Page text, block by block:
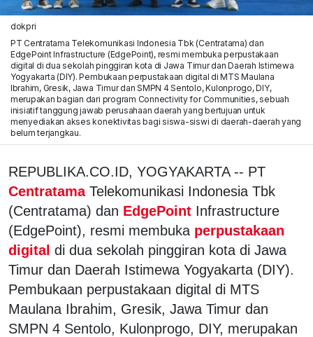
dokpri
PT Centratama Telekomunikasi Indonesia Tbk (Centratama) dan
EdgePoint Infrastructure (EdgePoint), resmi membuka perpustakaan
digital di dua sekolah pinggiran kota di Jawa Timur dan Daerah Istimewa
Yogyakarta (DIY). Pembukaan perpustakaan digital di MTS Maulana
Ibrahim, Gresik, Jawa Timur dan SMPN 4 Sentolo, Kulonprogo, DIY,
merupakan bagian dari program Connectivity for Communities, sebuah
inisiatif tanggung jawab perusahaan daerah yang bertujuan untuk
menyediakan akses konektivitas bagi siswa-siswi di daerah-daerah yang
belum terjangkau.
REPUBLIKA.CO.ID, YOGYAKARTA -- PT
Centratama Telekomunikasi Indonesia Tbk
(Centratama) dan EdgePoint Infrastructure
(EdgePoint), resmi membuka perpustakaan
digital di dua sekolah pinggiran kota di Jawa
Timur dan Daerah Istimewa Yogyakarta (DIY).
Pembukaan perpustakaan digital di MTS
Maulana Ibrahim, Gresik, Jawa Timur dan
SMPN 4 Sentolo, Kulonprogo, DIY, merupakan